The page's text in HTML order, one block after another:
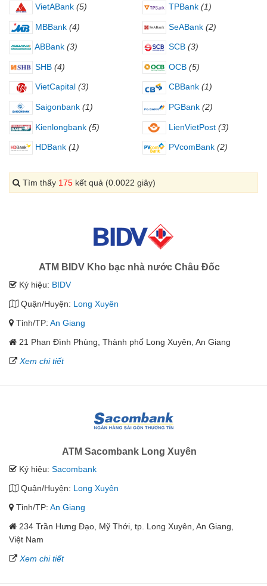
VietABank (5) TPBank (1)
MBBank (4) SeABank (2)
ABBank (3) SCB (3)
SHB (4) OCB (5)
VietCapital (3) CBBank (1)
Saigonbank (1) PGBank (2)
Kienlongbank (5) LienVietPost (3)
HDBank (1) PVcomBank (2)
Tìm thấy 175 kết quả (0.0022 giây)
ATM BIDV Kho bạc nhà nước Châu Đốc
Ký hiệu: BIDV
Quận/Huyện: Long Xuyên
Tỉnh/TP: An Giang
21 Phan Đình Phùng, Thành phố Long Xuyên, An Giang
Xem chi tiết
ATM Sacombank Long Xuyên
Ký hiệu: Sacombank
Quận/Huyện: Long Xuyên
Tỉnh/TP: An Giang
234 Trần Hưng Đạo, Mỹ Thới, tp. Long Xuyên, An Giang,
Việt Nam
Xem chi tiết